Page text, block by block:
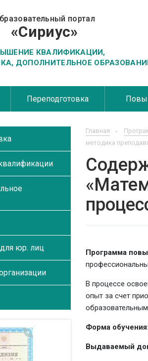
портал
«Сириус»
КВАЛИФИКАЦИИ,
ДОПОЛНИТЕЛЬНОЕ
Переподготовка
Главная
методика
Программа
В процессе
опыт за счет
Форма обучения:
Выдаваемый
юр. лиц